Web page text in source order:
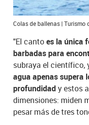
Colas de ballenas | Turismo
"El cantoes la única
barbadas para
subraya el científico,
agua apenas supera
profundidady estos
dimensiones: miden
pesar más de tres